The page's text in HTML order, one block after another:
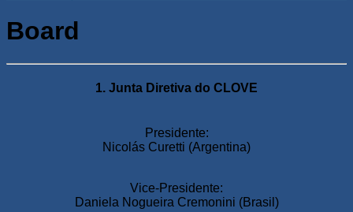
Board
1. Junta Diretiva do CLOVE
Presidente:
Nicolás Curetti (Argentina)
Vice-Presidente:
Daniela Nogueira Cremonini (Brasil)